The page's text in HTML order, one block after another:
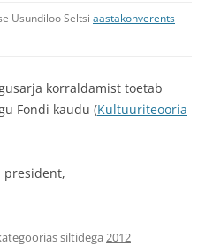
Usundiloo Seltsi aastakonverents
korraldamist toetab
Fondi kaudu (Kultuuriteooria
president,
siltidega 2012